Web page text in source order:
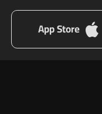
App Store